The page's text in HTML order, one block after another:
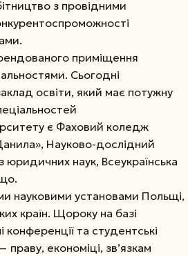
з провідними
приміщення
Сьогодні
освіти, який має потужну
є Фаховий коледж
Науково-дослідний
юридичних наук, Всеукраїнська
науковими установами Польщі,
країн. Щороку на базі
та студентські
праву, економіці, зв’язкам